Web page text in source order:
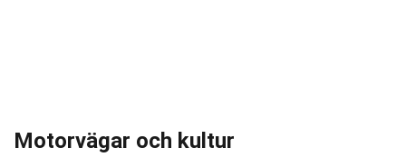
Motorvägar och kultur